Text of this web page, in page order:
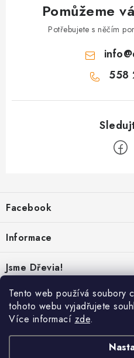
Tento web používá soubory
tohoto webu vyjadřujete
Více informací zde.
Pomůžeme
Potřebujete s něčím
info@
558
p
a
Facebook
Informace
Reklamace & vrácení
Jsme Dřevia!
Kontakt
Náš příběh
Udržitelnost